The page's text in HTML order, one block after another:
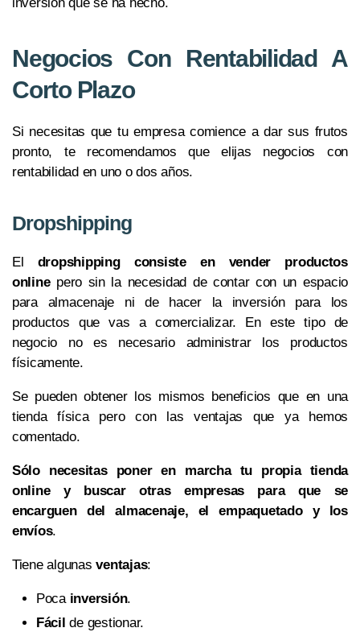
Negocios Con Rentabilidad A
Corto Plazo
Si necesitas que tu empresa comience a dar sus frutos
pronto, te recomendamos que elijas negocios con
rentabilidad en uno o dos años.
Dropshipping
El dropshipping
consiste en vender productos
onlinepero sin la necesidad de contar con un espacio
para almacenaje ni de hacer la inversión para los
productos que vas a comercializar. En este tipo de
negocio no es necesario administrar los productos
físicamente.
Se pueden obtener los mismos beneficios que en una
tienda física pero con las ventajas que ya hemos
comentado.
Sólo necesitas poner en marcha tu propia tienda
online y buscar otras empresas para que se
encarguen del almacenaje, el empaquetado y los
envíos.
Tiene algunasventajas:
Poca inversión.
Fácilde gestionar.